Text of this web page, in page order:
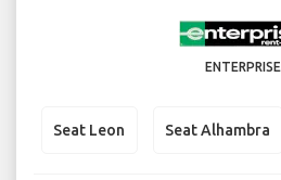
ENTERPRISE
Seat Leon Seat Alhambra